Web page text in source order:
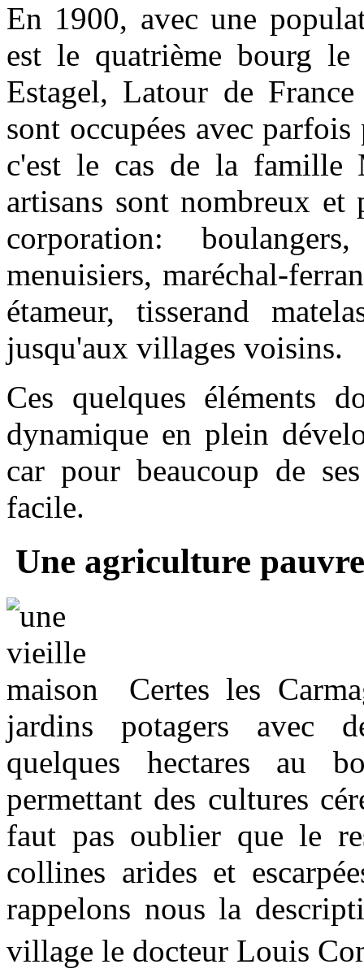
En 1900, avec une
est le quatrième bourg
Estagel, Latour de
sont occupées avec
c'est le cas de la famille
artisans sont nombreux et
corporation:
menuisiers, maréchal-
étameur, tisserand
jusqu'aux villages voisins.
Ces quelques éléments
dynamique en plein
car pour beaucoup de
facile.
Une agriculture
Certes les
jardins potagers avec
quelques hectares au
permettant des cultures
faut pas oublier que le
collines arides et
rappelons nous la
village le docteur Louis